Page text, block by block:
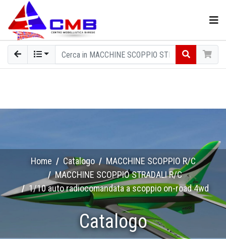
Home Catalogo
MACCHINE SCOPPIO R/C
MACCHINE SCOPPIO STRADALI R/C
1/10 auto radiocomandata a scoppio on-road 4wd
Catalogo